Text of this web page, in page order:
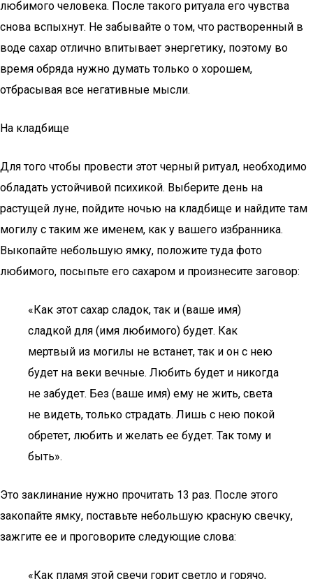
любимого человека. После такого ритуала его чувства
снова вспыхнут. Не забывайте о том, что растворенный в
воде сахар отлично впитывает энергетику, поэтому во
время обряда нужно думать только о хорошем,
отбрасывая все негативные мысли.
На кладбище
Для того чтобы провести этот черный ритуал, необходимо
обладать устойчивой психикой. Выберите день на
растущей луне, пойдите ночью на кладбище и найдите там
могилу с таким же именем, как у вашего избранника.
Выкопайте небольшую ямку, положите туда фото
любимого, посыпьте его сахаром и произнесите заговор:
«Как этот сахар сладок, так и (ваше имя)
сладкой для (имя любимого) будет. Как
мертвый из могилы не встанет, так и он с нею
будет на веки вечные. Любить будет и никогда
не забудет. Без (ваше имя) ему не жить, света
не видеть, только страдать. Лишь с нею покой
обретет, любить и желать ее будет. Так тому и
быть».
Это заклинание нужно прочитать 13 раз. После этого
закопайте ямку, поставьте небольшую красную свечку,
зажгите ее и проговорите следующие слова:
«Как пламя этой свечи горит светло и горячо,